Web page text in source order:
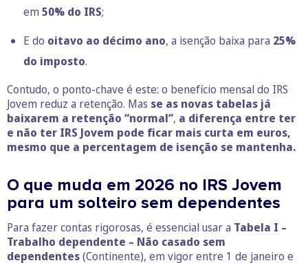
em 50% do IRS;
E do oitavo ao décimo ano, a isenção baixa para 25%
do imposto.
Contudo, o ponto-chave é este: o benefício mensal do IRS
Jovem reduz a retenção. Mas se as novas tabelas já
baixarem a retenção “normal”, a diferença entre ter
e não ter IRS Jovem pode ficar mais curta em euros,
mesmo que a percentagem de isenção se mantenha.
O que muda em 2026 no IRS Jovem
para um solteiro sem dependentes
Para fazer contas rigorosas, é essencial usar a Tabela I –
Trabalho dependente – Não casado sem
dependentes(Continente), em vigor entre 1 de janeiro e